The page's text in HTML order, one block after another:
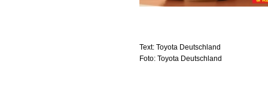
Text: Toyota Deutschland
Foto: Toyota Deutschland